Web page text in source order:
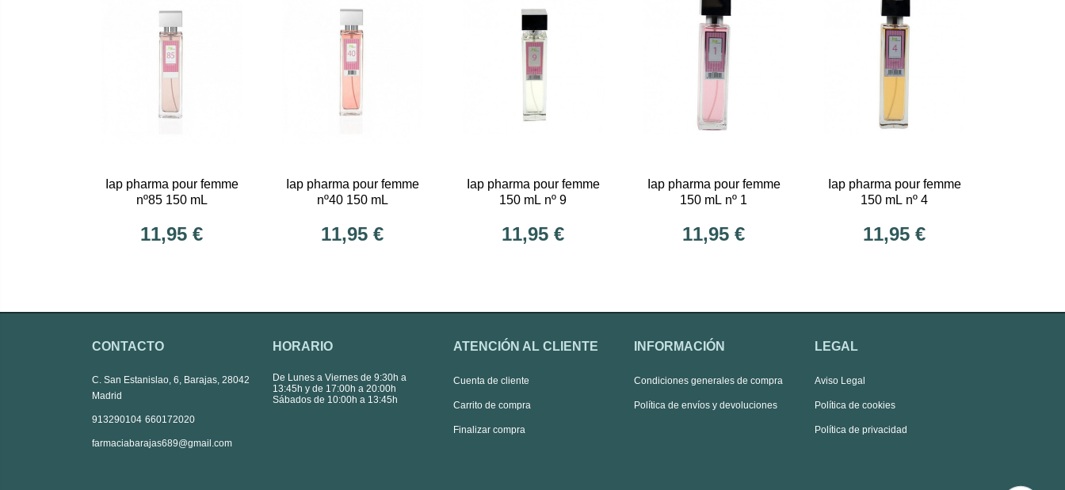
Iap pharma pour femme
nº85 150 mL
11,95 €
Iap pharma pour femme
nº40 150 mL
11,95 €
Iap pharma pour femme
150 mL nº 9
11,95 €
Iap pharma pour femme
150 mL nº 1
11,95 €
Iap pharma pour femme
150 mL nº 4
11,95 €
CONTACTO
C. San Estanislao, 6, Barajas, 28042
Madrid
913290104 660172020
farmaciabarajas689@gmail.com
HORARIO
De Lunes a Viernes de 9:30h a
13:45h y de 17:00h a 20:00h
Sábados de 10:00h a 13:45h
ATENCIÓN AL CLIENTE
Cuenta de cliente
Carrito de compra
Finalizar compra
INFORMACIÓN
Condiciones generales de compra
Política de envíos y devoluciones
LEGAL
Aviso Legal
Política de cookies
Política de privacidad